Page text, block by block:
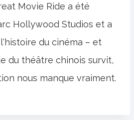
Movie Ride a été
Hollywood Studios et a
du cinéma – et
du théâtre chinois survit,
nous manque vraiment.